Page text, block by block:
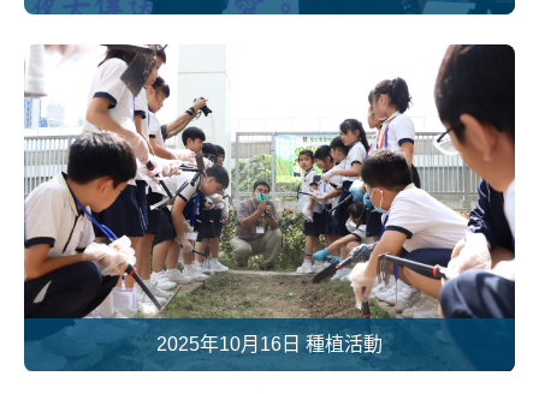
2025年10月16日 種植活動